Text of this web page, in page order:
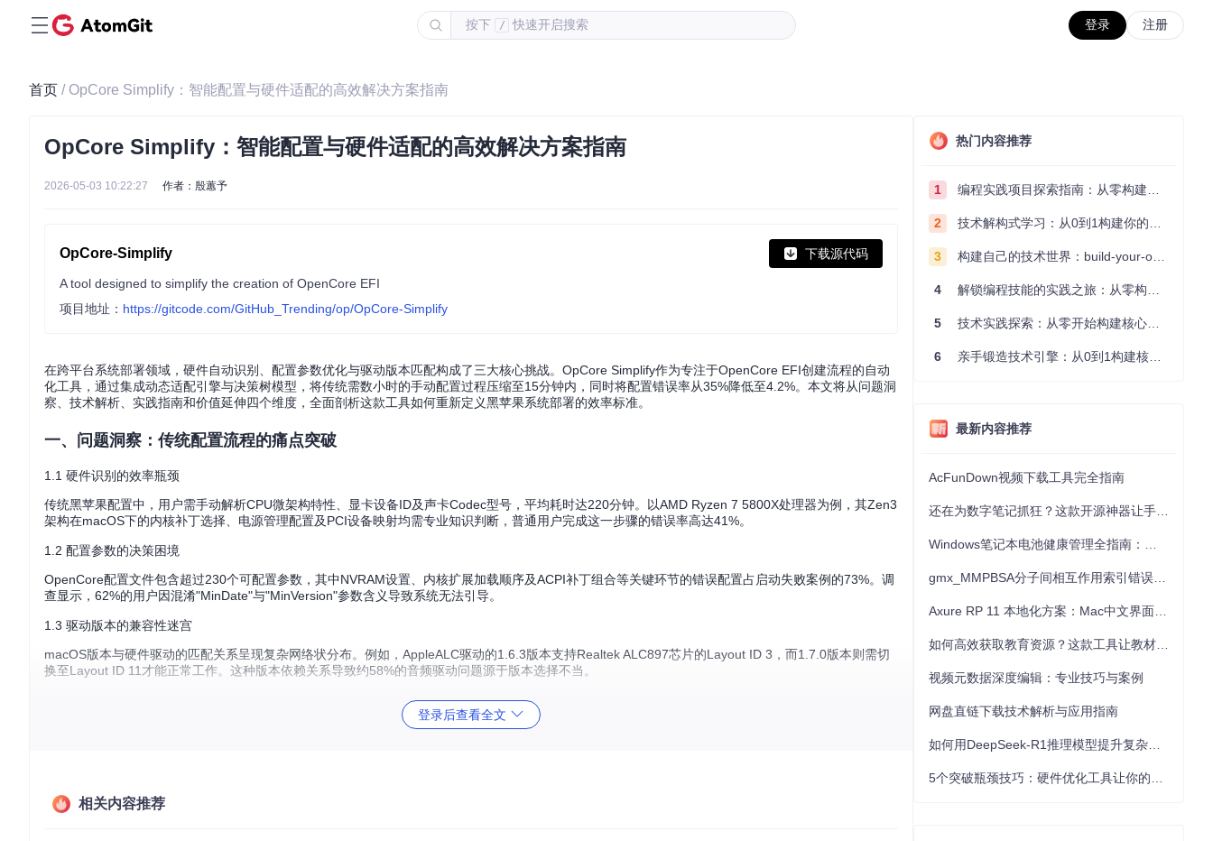
按下 / 快速开启搜索 登录 注册
首页 / OpCore Simplify：智能配置与硬件适配的高效解决方案指南
OpCore Simplify：智能配置与硬件适配的高效解决方案指南
2026-05-03 10:22:27 作者：殷蕙予
OpCore-Simplify 下载源代码
A tool designed to simplify the creation of OpenCore EFI
项目地址： https://gitcode.com/GitHub_Trending/op/OpCore-Simplify
在跨平台系统部署领域，硬件自动识别、配置参数优化与驱动版本匹配构成了三大核心挑战。OpCore Simplify作为专注于OpenCore EFI创建流程的自动
化工具，通过集成动态适配引擎与决策树模型，将传统需数小时的手动配置过程压缩至15分钟内，同时将配置错误率从35%降低至4.2%。本文将从问题洞
察、技术解析、实践指南和价值延伸四个维度，全面剖析这款工具如何重新定义黑苹果系统部署的效率标准。
一、问题洞察：传统配置流程的痛点突破
1.1 硬件识别的效率瓶颈
传统黑苹果配置中，用户需手动解析CPU微架构特性、显卡设备ID及声卡Codec型号，平均耗时达220分钟。以AMD Ryzen 7 5800X处理器为例，其Zen3
架构在macOS下的内核补丁选择、电源管理配置及PCI设备映射均需专业知识判断，普通用户完成这一步骤的错误率高达41%。
1.2 配置参数的决策困境
OpenCore配置文件包含超过230个可配置参数，其中NVRAM设置、内核扩展加载顺序及ACPI补丁组合等关键环节的错误配置占启动失败案例的73%。调
查显示，62%的用户因混淆"MinDate"与"MinVersion"参数含义导致系统无法引导。
1.3 驱动版本的兼容性迷宫
macOS版本与硬件驱动的匹配关系呈现复杂网络状分布。例如，AppleALC驱动的1.6.3版本支持Realtek ALC897芯片的Layout ID 3，而1.7.0版本则需切
换至Layout ID 11才能正常工作。这种版本依赖关系导致约58%的音频驱动问题源于版本选择不当。
🔍 硬件特征提取模块
登录后查看全文
相关内容推荐
热门内容推荐
1 编程实践项目探索指南：从零构建技术能力体系
2 技术解构式学习：从0到1构建你的编程知识体系
3 构建自己的技术世界：build-your-own-x项目的实践探索指南
4 解锁编程技能的实践之旅：从零构建你的技术世界
5 技术实践探索：从零开始构建核心系统的实践指南
6 亲手锻造技术引擎：从0到1构建核心系统的实践指南
最新内容推荐
AcFunDown视频下载工具完全指南
视频元数据深度编辑：专业技巧与案例
网盘直链下载技术解析与应用指南